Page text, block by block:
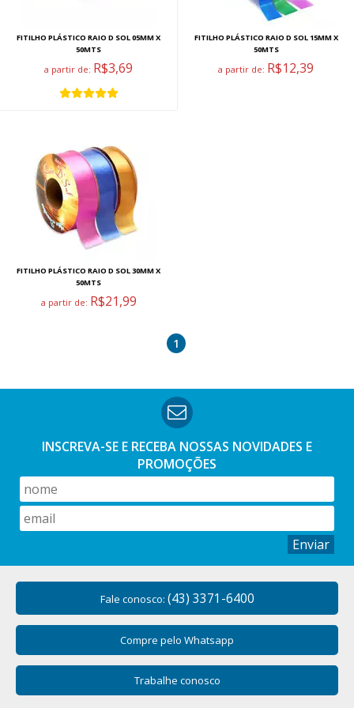
FITILHO PLÁSTICO RAIO D SOL 05MM X
50MTS
a partir de: R$3,69
FITILHO PLÁSTICO RAIO D SOL 15MM X
50MTS
a partir de: R$12,39
FITILHO PLÁSTICO RAIO D SOL 30MM X
50MTS
a partir de: R$21,99
1
INSCREVA-SE E RECEBA NOSSAS NOVIDADES E
PROMOÇÕES
Enviar
Fale conosco: (43) 3371-6400
Compre pelo Whatsapp
Trabalhe conosco